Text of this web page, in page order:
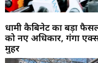
धामी कैबिनेट का बड़ा
को नए अधिकार, गंगा
मुहर